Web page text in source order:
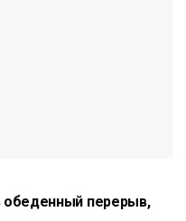
обеденный перерыв,